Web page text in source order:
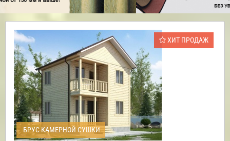
ХИТ ПРОДАЖ
БРУС КАМЕРНОЙ СУШКИ